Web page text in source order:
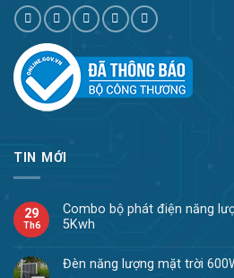
TIN MỚI
29
Th6
Combo bộ phát điện năng
5Kwh
Đèn năng lượng mặt trời